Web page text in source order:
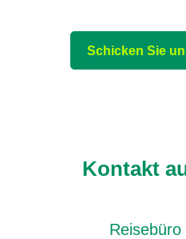
Schicken Sie
Kontakt